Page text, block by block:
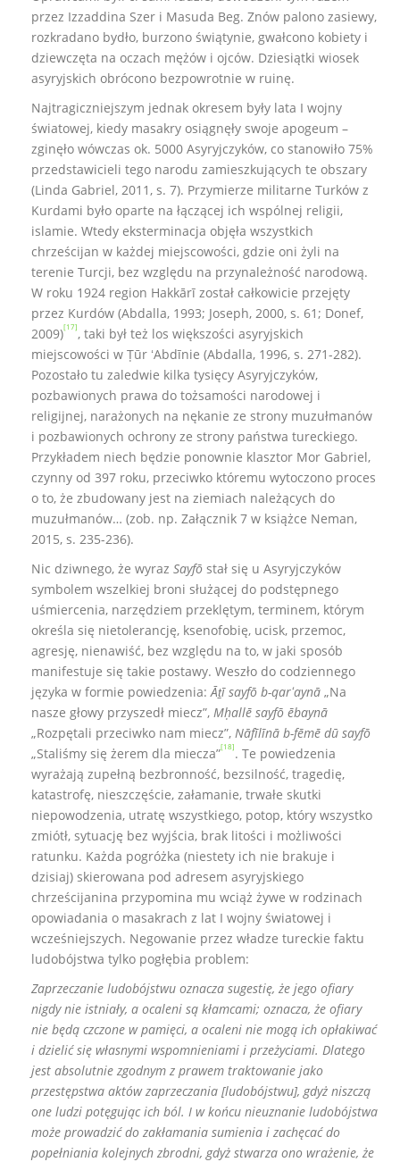
przez Izzaddina Szer i Masuda Beg. Znów palono zasiewy,
rozkradano bydło, burzono świątynie, gwałcono kobiety i
dziewczęta na oczach mężów i ojców. Dziesiątki wiosek
asyryjskich obrócono bezpowrotnie w ruinę.
Najtragiczniejszym jednak okresem były lata I wojny
światowej, kiedy masakry osiągnęły swoje apogeum –
zginęło wówczas ok. 5000 Asyryjczyków, co stanowiło 75%
przedstawicieli tego narodu zamieszkujących te obszary
(Linda Gabriel, 2011, s. 7). Przymierze militarne Turków z
Kurdami było oparte na łączącej ich wspólnej religii,
islamie. Wtedy eksterminacja objęła wszystkich
chrześcijan w każdej miejscowości, gdzie oni żyli na
terenie Turcji, bez względu na przynależność narodową.
W roku 1924 region Hakkārī został całkowicie przejęty
przez Kurdów (Abdalla, 1993; Joseph, 2000, s. 61; Donef,
2009)[17] , taki był też los większości asyryjskich
miejscowości w Ṭūr ʻAbdīnie (Abdalla, 1996, s. 271-282).
Pozostało tu zaledwie kilka tysięcy Asyryjczyków,
pozbawionych prawa do tożsamości narodowej i
religijnej, narażonych na nękanie ze strony muzułmanów
i pozbawionych ochrony ze strony państwa tureckiego.
Przykładem niech będzie ponownie klasztor Mor Gabriel,
czynny od 397 roku, przeciwko któremu wytoczono proces
o to, że zbudowany jest na ziemiach należących do
muzułmanów… (zob. np. Załącznik 7 w książce Neman,
2015, s. 235-236).
Nic dziwnego, że wyraz Sayfō stał się u Asyryjczyków
symbolem wszelkiej broni służącej do podstępnego
uśmiercenia, narzędziem przeklętym, terminem, którym
określa się nietolerancję, ksenofobię, ucisk, przemoc,
agresję, nienawiść, bez względu na to, w jaki sposób
manifestuje się takie postawy. Weszło do codziennego
języka w formie powiedzenia: Āṯī sayfō b-qarʻaynā „Na
nasze głowy przyszedł miecz”, Mḥallē sayfō ēbaynā
„Rozpętali przeciwko nam miecz”, Nāfīlīnā b-fēmē dū sayfō
„Staliśmy się żerem dla miecza”[18] . Te powiedzenia
wyrażają zupełną bezbronność, bezsilność, tragedię,
katastrofę, nieszczęście, załamanie, trwałe skutki
niepowodzenia, utratę wszystkiego, potop, który wszystko
zmiótł, sytuację bez wyjścia, brak litości i możliwości
ratunku. Każda pogróżka (niestety ich nie brakuje i
dzisiaj) skierowana pod adresem asyryjskiego
chrześcijanina przypomina mu wciąż żywe w rodzinach
opowiadania o masakrach z lat I wojny światowej i
wcześniejszych. Negowanie przez władze tureckie faktu
ludobójstwa tylko pogłębia problem:
Zaprzeczanie ludobójstwu oznacza sugestię, że jego ofiary
nigdy nie istniały, a ocaleni są kłamcami; oznacza, że ofiary
nie będą czczone w pamięci, a ocaleni nie mogą ich opłakiwać
i dzielić się własnymi wspomnieniami i przeżyciami. Dlatego
jest absolutnie zgodnym z prawem traktowanie jako
przestępstwa aktów zaprzeczania [ludobójstwu], gdyż niszczą
one ludzi potęgując ich ból. I w końcu nieuznanie ludobójstwa
może prowadzić do zakłamania sumienia i zachęcać do
popełniania kolejnych zbrodni, gdyż stwarza ono wrażenie, że